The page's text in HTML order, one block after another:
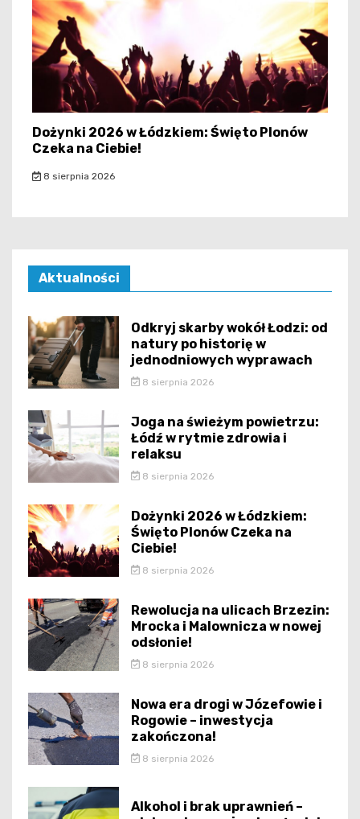
Dożynki 2026 w Łódzkiem: Święto Plonów
Czeka na Ciebie!
8 sierpnia 2026
Aktualności
Odkryj skarby wokół Łodzi: od
natury po historię w
jednodniowych wyprawach
8 sierpnia 2026
Joga na świeżym powietrzu:
Łódź w rytmie zdrowia i
relaksu
8 sierpnia 2026
Dożynki 2026 w Łódzkiem:
Święto Plonów Czeka na
Ciebie!
8 sierpnia 2026
Rewolucja na ulicach Brzezin:
Mrocka i Malownicza w nowej
odsłonie!
8 sierpnia 2026
Nowa era drogi w Józefowie i
Rogowie – inwestycja
zakończona!
8 sierpnia 2026
Alkohol i brak uprawnień –